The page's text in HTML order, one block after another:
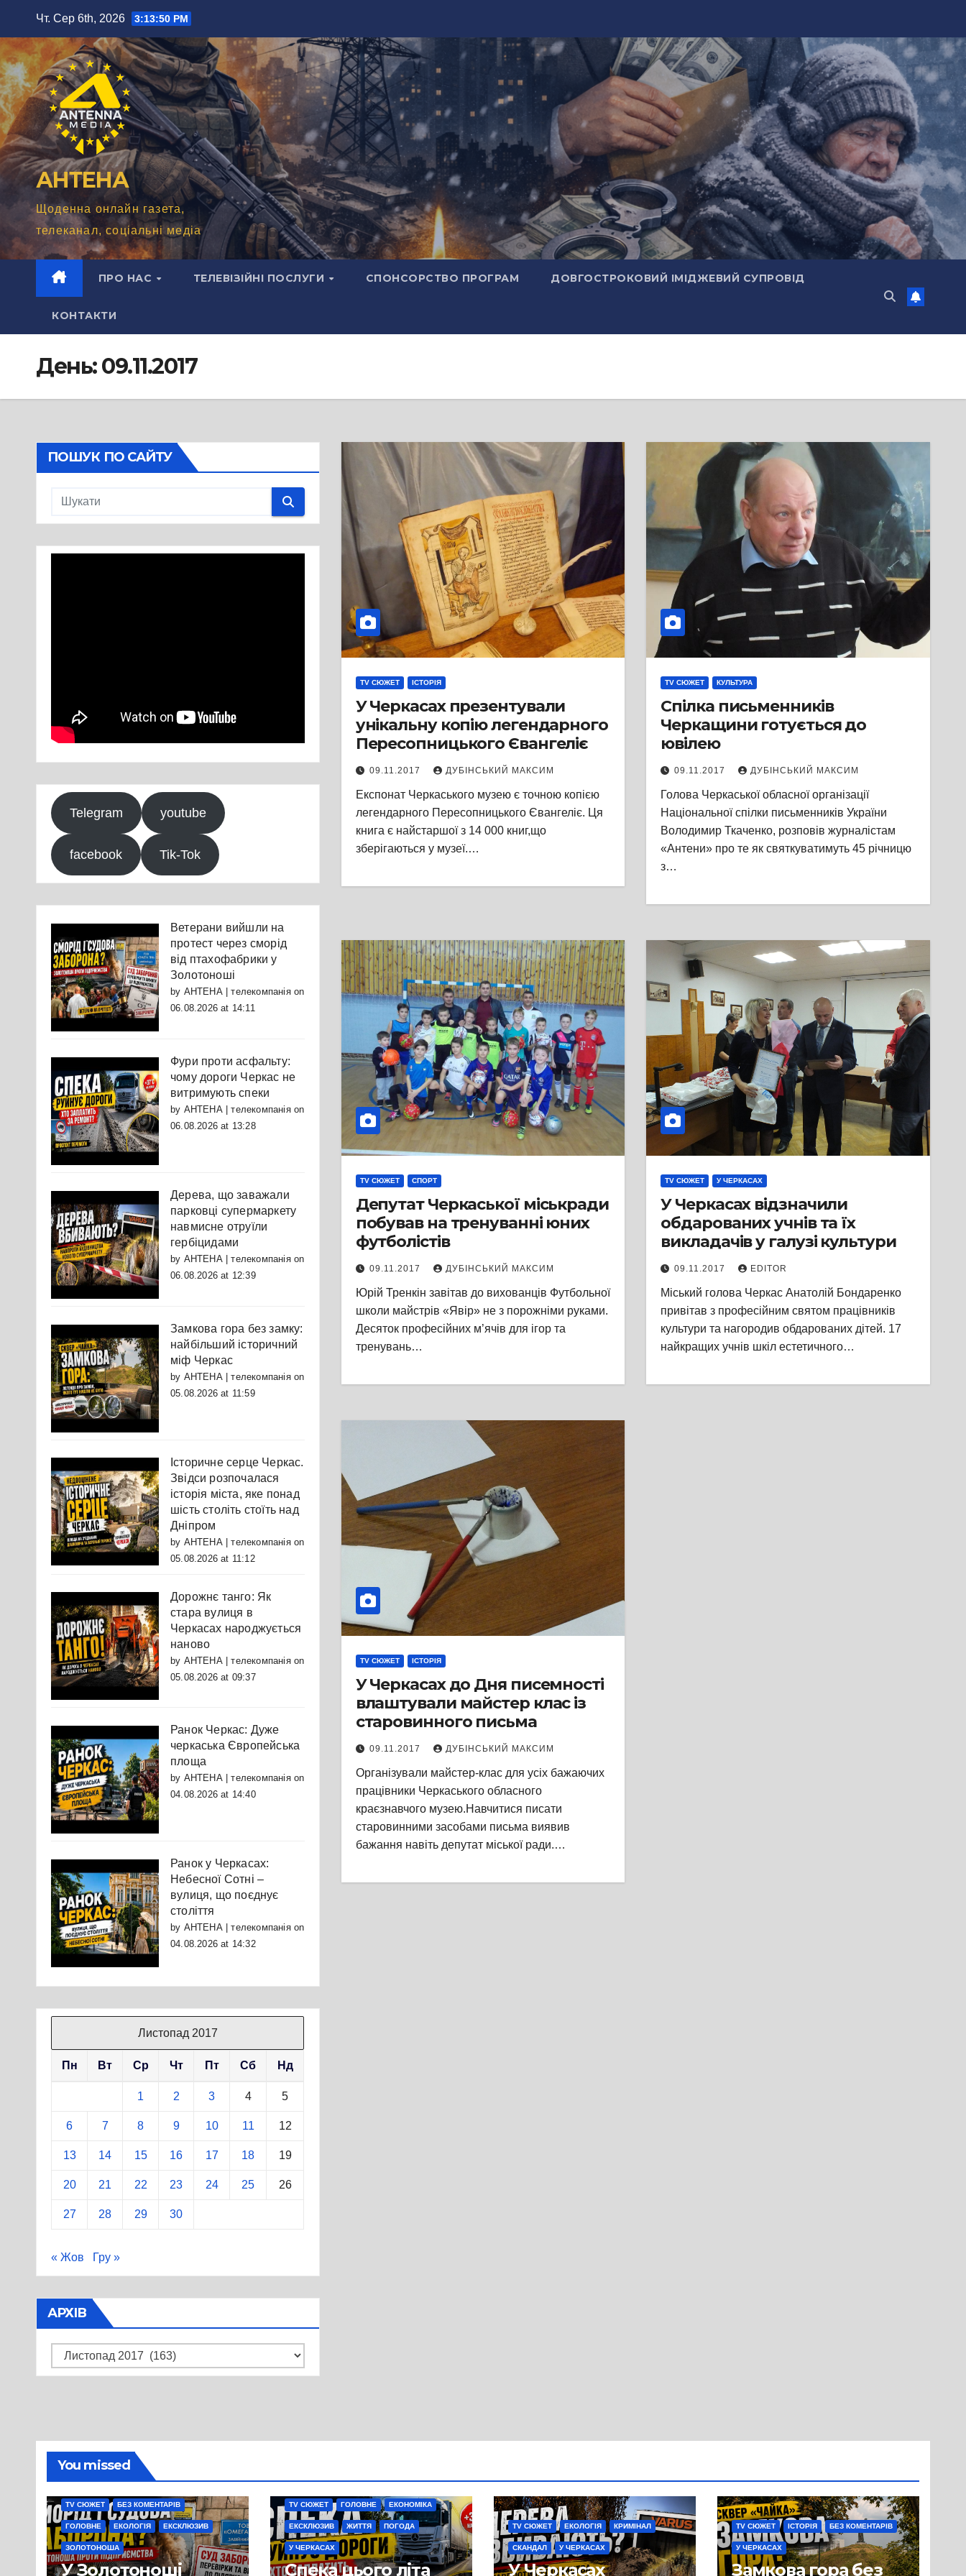
вмісту
Чт. Сер 6th, 2026 3:13:52 PM
АНТЕНА
Щоденна онлайн газета,
телеканал, соціальні медіа
ПРО НАС ТЕЛЕВІЗІЙНІ ПОСЛУГИ СПОНСОРСТВО ПРОГРАМ ДОВГОСТРОКОВИЙ ІМІДЖЕВИЙ СУПРОВІД
КОНТАКТИ
День:09.11.2017
ПОШУК ПО САЙТУ
Telegram youtube
facebook Tik-Tok
Ветерани вийшли на
протест через сморід
від птахофабрики у
Золотоноші
by АНТЕНА | телекомпаніяon
06.08.2026 at 14:11
Фури проти асфальту:
чому дороги Черкас не
витримують спеки
by АНТЕНА | телекомпаніяon
06.08.2026 at 13:28
Дерева, що заважали
парковці супермаркету
навмисне отруїли
гербіцидами
by АНТЕНА | телекомпаніяon
06.08.2026 at 12:39
Замкова гора без замку:
найбільший історичний
міф Черкас
by АНТЕНА | телекомпаніяon
05.08.2026 at 11:59
Історичне серце Черкас.
Звідси розпочалася
історія міста, яке понад
шість століть стоїть над
Дніпром
by АНТЕНА | телекомпаніяon
05.08.2026 at 11:12
Дорожнє танго: Як
стара вулиця в
Черкасах народжується
наново
by АНТЕНА | телекомпаніяon
05.08.2026 at 09:37
Ранок Черкас: Дуже
черкаська Європейська
площа
by АНТЕНА | телекомпаніяon
04.08.2026 at 14:40
Ранок у Черкасах:
Небесної Сотні –
вулиця, що поєднує
століття
by АНТЕНА | телекомпаніяon
04.08.2026 at 14:32
Листопад 2017
Пн Вт Ср Чт Пт Сб Нд
1 2 3 4 5
6 7 8 9 10 11 12
13 14 15 16 17 18 19
20 21 22 23 24 25 26
27 28 29 30
« Жов Гру »
АРХІВ
Архів
TV СЮЖЕТ ІСТОРІЯ
У Черкасах презентували
унікальну копію легендарного
Пересопницького Євангеліє
09.11.2017 ДУБІНСЬКИЙ МАКСИМ
Експонат Черкаського музею є точною копією
легендарного Пересопницького Євангеліє. Ця
книга є найстаршої з 14 000 книг,що
зберігаються у музеї.…
TV СЮЖЕТ КУЛЬТУРА
Спілка письменників
Черкащини готується до
ювілею
09.11.2017 ДУБІНСЬКИЙ МАКСИМ
Голова Черкаської обласної організації
Національної спілки письменників України
Володимир Ткаченко, розповів журналістам
«Антени» про те як святкуватимуть 45 річницю
з…
TV СЮЖЕТ СПОРТ
Депутат Черкаської міськради
побував на тренуванні юних
футболістів
09.11.2017 ДУБІНСЬКИЙ МАКСИМ
Юрій Тренкін завітав до вихованців Футбольної
школи майстрів «Явір» не з порожніми руками.
Десяток професійних м’ячів для ігор та
тренувань…
TV СЮЖЕТ У ЧЕРКАСАХ
У Черкасах відзначили
обдарованих учнів та їх
викладачів у галузі культури
09.11.2017 EDITOR
Міський голова Черкас Анатолій Бондаренко
привітав з професійним святом працівників
культури та нагородив обдарованих дітей. 17
найкращих учнів шкіл естетичного…
TV СЮЖЕТ ІСТОРІЯ
У Черкасах до Дня писемності
влаштували майстер клас із
старовинного письма
09.11.2017 ДУБІНСЬКИЙ МАКСИМ
Організували майстер-клас для усіх бажаючих
працівники Черкаського обласного
краєзнавчого музею.Навчитися писати
старовинними засобами письма виявив
бажання навіть депутат міської ради.…
You missed
TV СЮЖЕТ БЕЗ КОМЕНТАРІВ
ГОЛОВНЕ ЕКОЛОГІЯ ЕКСКЛЮЗИВ
ЗОЛОТОНОША
У Золотоноші
TV СЮЖЕТ ГОЛОВНЕ ЕКОНОМІКА
ЕКСКЛЮЗИВ ЖИТТЯ ПОГОДА
У ЧЕРКАСАХ
Спека цього літа
TV СЮЖЕТ ЕКОЛОГІЯ КРИМІНАЛ
СКАНДАЛ У ЧЕРКАСАХ
У Черкасах
TV СЮЖЕТ ІСТОРІЯ БЕЗ КОМЕНТАРІВ
У ЧЕРКАСАХ
Замкова гора без